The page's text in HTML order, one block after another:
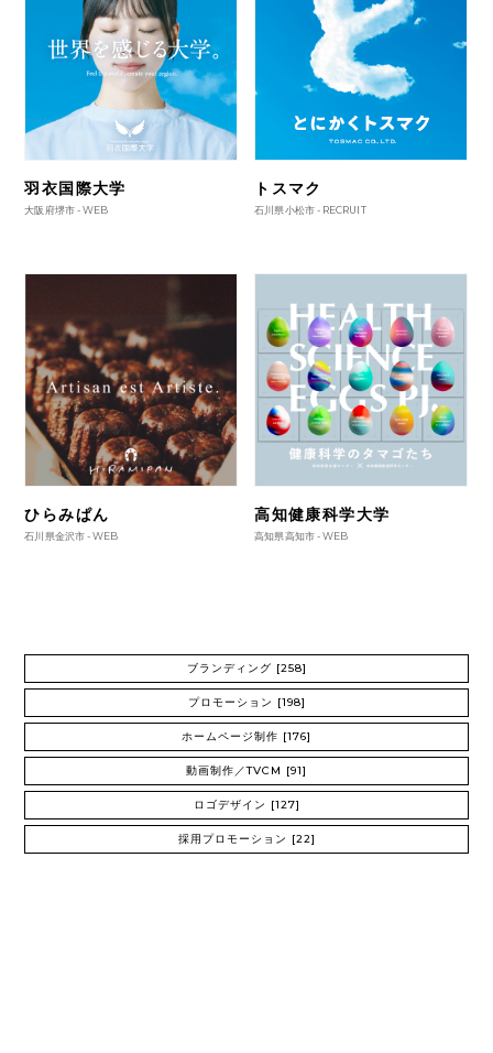
羽衣国際大学
大阪府堺市 -WEB
トスマク
石川県小松市 - RECRUIT
ひらみぱん
石川県金沢市 -WEB
高知健康科学大学
高知県高知市 -WEB
ブランディング [258]
プロモーション [198]
ホームページ制作 [176]
動画制作／TVCM [91]
ロゴデザイン [127]
採用プロモーション [22]